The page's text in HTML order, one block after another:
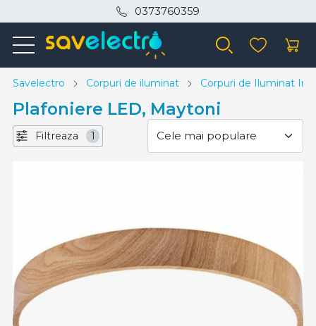
0373760359
Savelectro Corpuri de iluminat Corpuri de Iluminat
Plafoniere LED, Maytoni
Filtreaza 1